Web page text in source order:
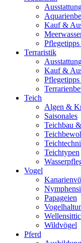
Kauf &
Terraristik
Kauf &
Teich
Algen &
Saisonales
Teichbau
Teichtypen
Vogel
Papageien
Wildvögel
Pferd